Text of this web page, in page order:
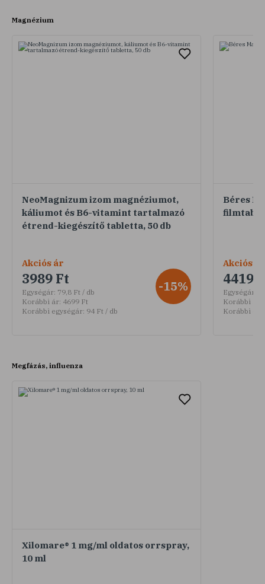
Magnézium
NeoMagnizum izom magnéziumot,
káliumot és B6-vitamint tartalmazó
étrend-kiegészítő tabletta, 50 db
Akciós ár
3989 Ft
Egységár: 79,8 Ft / db
Korábbi ár: 4699 Ft
Korábbi egységár: 94 Ft / db
-15%
Béres
Akciós ár
4419
Egységár:
Korábbi ár:
Korábbi
Megfázás, influenza
Xilomare® 1 mg/ml oldatos orrspray,
10 ml